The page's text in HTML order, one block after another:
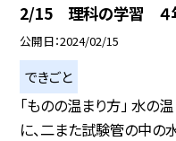
2/15 理科の学習 ４
公開日 2024/02/15
できごと
「ものの温まり方」 水の
に、二また試験管の中の